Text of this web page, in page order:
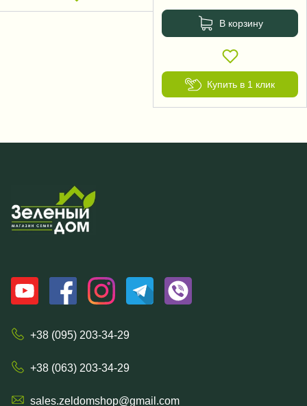
В корзину
Купить в 1 клик
+38 (095) 203-34-29
+38 (063) 203-34-29
sales.zeldomshop@gmail.com